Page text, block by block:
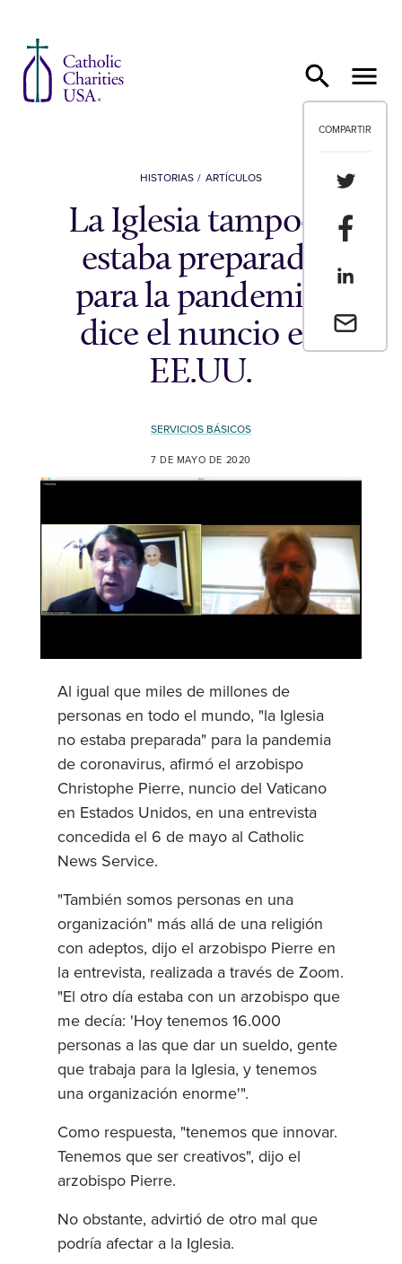
COMPARTIR
Envia un
HISTORIAS ARTÍCULOS
La Iglesia tampoco
estaba preparada
para la pandemia,
dice el nuncio en
EE.UU.
SERVICIOS BÁSICOS
7 DE MAYO DE 2020
Al igual que miles de millones de
personas en todo el mundo, "la Iglesia
no estaba preparada" para la pandemia
de coronavirus, afirmó el arzobispo
Christophe Pierre, nuncio del Vaticano
en Estados Unidos, en una entrevista
concedida el 6 de mayo al Catholic
News Service.
"También somos personas en una
organización" más allá de una religión
con adeptos, dijo el arzobispo Pierre en
la entrevista, realizada a través de Zoom.
"El otro día estaba con un arzobispo que
me decía: 'Hoy tenemos 16.000
personas a las que dar un sueldo, gente
que trabaja para la Iglesia, y tenemos
una organización enorme'".
Como respuesta, "tenemos que innovar.
Tenemos que ser creativos", dijo el
arzobispo Pierre.
No obstante, advirtió de otro mal que
podría afectar a la Iglesia.